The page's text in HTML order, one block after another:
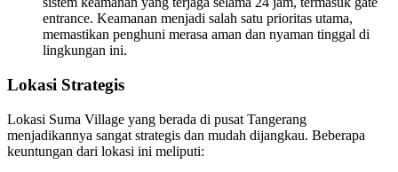
entrance. Keamanan menjadi salah satu prioritas utama,
memastikan penghuni merasa aman dan nyaman tinggal di
lingkungan ini.
Lokasi Strategis
Lokasi Suma Village yang berada di pusat Tangerang
menjadikannya sangat strategis dan mudah dijangkau. Beberapa
keuntungan dari lokasi ini meliputi: